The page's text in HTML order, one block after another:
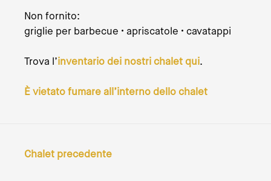
Non fornito:
griglie per barbecue • apriscatole • cavatappi
Trova l’inventario dei nostri chalet qui.
È vietato fumare all’interno dello chalet
Chalet precedente